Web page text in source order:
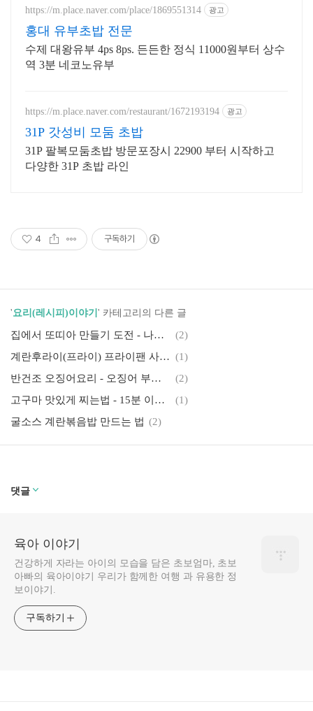
https://m.place.naver.com/place/1869551314 광고
홍대 유부초밥 전문
수제 대왕유부 4ps 8ps. 든든한 정식 11000원부터 상수
역 3분 네코노유부
https://m.place.naver.com/restaurant/1672193194 광고
31P 갓성비 모둠 초밥
31P 팔복모둠초밥 방문포장시 22900 부터 시작하고
다양한 31P 초밥 라인
4 구독하기
'요리(레시피)이야기 ' 카테고리의 다른 글
집에서 또띠아 만들기 도전 - 나만의 레시피 공개
(2)
계란후라이(프라이) 프라이팬 사용후기~ (1)
반건조 오징어요리 - 오징어 부침개 만들어 먹어보세요(레시피)
(2)
고구마 맛있게 찌는법 - 15분 이면 해결
(1)
굴소스 계란볶음밥 만드는 법 (2)
댓글
육아 이야기
건강하게 자라는 아이의 모습을 담은 초보엄마, 초보
아빠의 육아이야기 우리가 함께한 여행 과 유용한 정
보이야기.
구독하기